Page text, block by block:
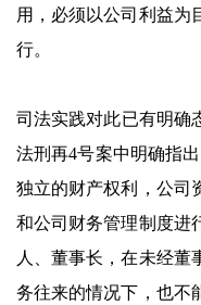
用，必须以公司利益为
行。
司法实践对此已有明确
法刑再4号案中明确指
独立的财产权利，公司
和公司财务管理制度进
人、董事长，在未经董
务往来的情况下，也不